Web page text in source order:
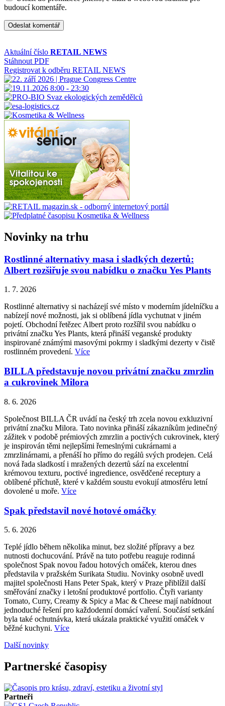
budoucí komentáře.
Aktuální číslo RETAIL NEWS
Stáhnout PDF
Registrovat k odběru RETAIL NEWS
Novinky na trhu
Rostlinné alternativy masa i sladkých dezertů:
Albert rozšiřuje svou nabídku o značku Yes Plants
1. 7. 2026
Rostlinné alternativy si nacházejí své místo v moderním jídelníčku a
nabízejí nové možnosti, jak si oblíbená jídla vychutnat v jiném
pojetí. Obchodní řetězec Albert proto rozšířil svou nabídku o
privátní značku Yes Plants, která přináší veganské produkty
inspirované známými masovými pokrmy i sladkými dezerty v čistě
rostlinném provedení. Více
BILLA představuje novou privátní značku zmrzlin
a cukrovinek Milora
8. 6. 2026
Společnost BILLA ČR uvádí na český trh zcela novou exkluzivní
privátní značku Milora. Tato novinka přináší zákazníkům jedinečný
zážitek v podobě prémiových zmrzlin a poctivých cukrovinek, který
je inspirován těmi nejlepšími řemeslnými cukrárnami a
zmrzlinárnami, a přenáší ho přímo do regálů svých prodejen. Celá
nová řada sladkostí i mražených dezertů sází na excelentní
krémovou texturu, poctivé ingredience, osvědčené receptury a
oblíbené příchutě, které v každém soustu evokují atmosféru letní
dovolené u moře. Více
Spak představil nové hotové omáčky
5. 6. 2026
Teplé jídlo během několika minut, bez složité přípravy a bez
nutnosti dochucování. Právě na tuto potřebu reaguje rodinná
společnost Spak novou řadou hotových omáček, kterou dnes
představila v pražském Surikata Studiu. Novinky osobně uvedl
majitel společnosti Hans Peter Spak, který v Praze přiblížil další
směřování značky i letošní produktové portfolio. Čtyři varianty
Tomato, Curry, Creamy & Spicy a Mac & Cheese mají nabídnout
jednoduché řešení pro každodenní domácí vaření. Součástí setkání
byla také ochutnávka, která ukázala praktické využití omáček v
běžné kuchyni. Více
Další novinky
Partnerské časopisy
Partneři